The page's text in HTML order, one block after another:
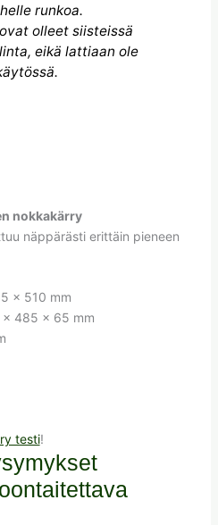
runkoa.
olleet siisteissä
eikä lattiaan ole
nokkakärry
näppärästi erittäin pieneen
× 510 mm
485 × 65 mm
testi!